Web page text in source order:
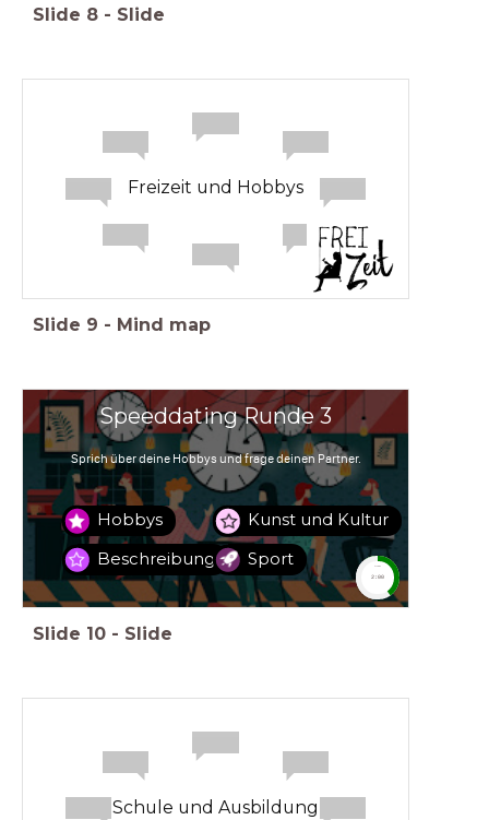
Slide 8 - Slide
Freizeit und Hobbys
Slide 9 - Mind map
Speeddating Runde 3
Sprich über deine Hobbys und frage deinen Partner.
Hobbys
Beschreibung
timer
2:00
Kunst und Kultur
Sport
Slide 10 - Slide
Schule und Ausbildung